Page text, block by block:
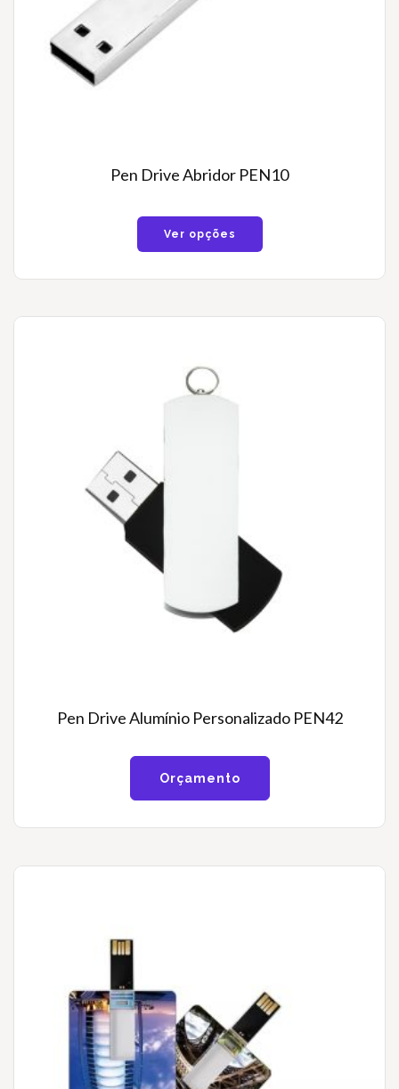
Pen Drive Abridor PEN10
Ver opções
Pen Drive Alumínio Personalizado PEN42
Orçamento